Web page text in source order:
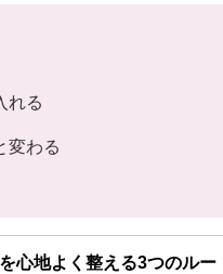
れる
変わる
心地よく整える3つのルー